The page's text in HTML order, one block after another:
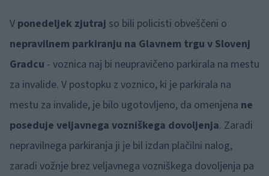
V ponedeljek zjutraj so bili policisti obveščeni o
nepravilnem parkiranju na Glavnem trgu v Slovenj
Gradcu - voznica naj bi neupravičeno parkirala na mestu
za invalide. V postopku z voznico, ki je parkirala na
mestu za invalide, je bilo ugotovljeno, da omenjena ne
poseduje veljavnega vozniškega dovoljenja. Zaradi
nepravilnega parkiranja ji je bil izdan plačilni nalog,
zaradi vožnje brez veljavnega vozniškega dovoljenja pa